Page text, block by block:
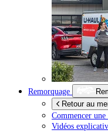
Remorquage
Retour au
Commencer une
Vidéos